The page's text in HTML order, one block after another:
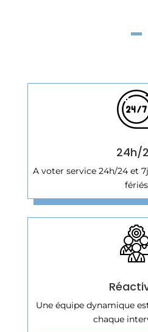
24h/
A voter service 24h/24 et
fériés
Une équipe dynamique
chaque